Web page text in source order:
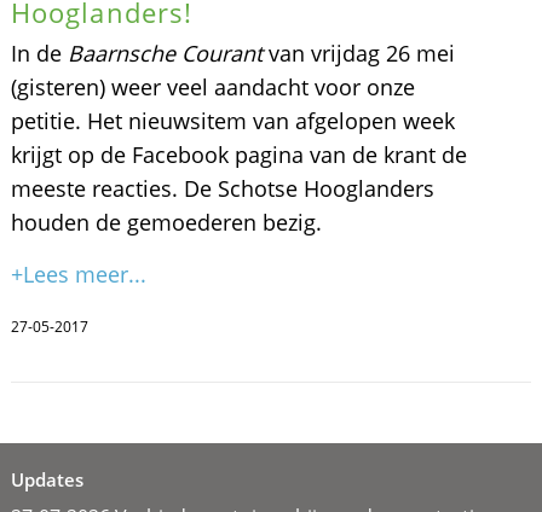
Hooglanders!
In de Baarnsche Courantvan vrijdag 26 mei
(gisteren) weer veel aandacht voor onze
petitie. Het nieuwsitem van afgelopen week
krijgt op de Facebook pagina van de krant de
meeste reacties. De Schotse Hooglanders
houden de gemoederen bezig.
+Lees meer...
27-05-2017
Updates